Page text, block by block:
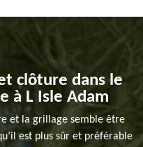
clôture dans le
à L Isle Adam
et la grillage semble être
est plus sûr et préférable